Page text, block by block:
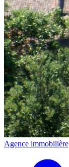
Agence immobilière